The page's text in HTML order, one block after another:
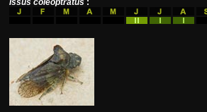
Issus coleoptratus :